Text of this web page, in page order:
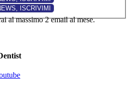
al massimo 2 email al mese.